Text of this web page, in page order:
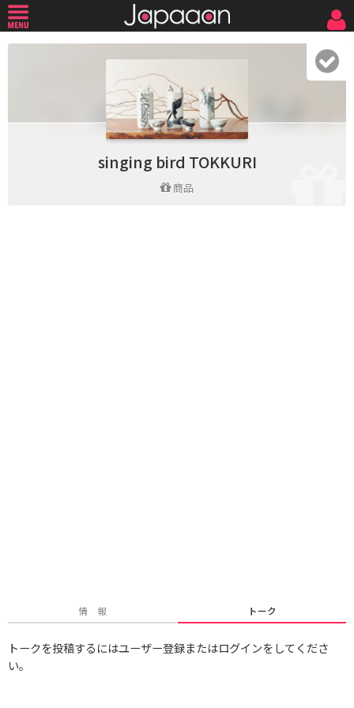
singing bird TOKKURI
商品
情 報 トーク
トークを投稿するにはユーザー登録またはログインをしてくださ
い。